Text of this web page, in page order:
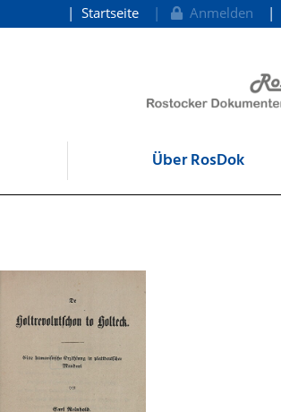
Startseite Anmelden
Über RosDok